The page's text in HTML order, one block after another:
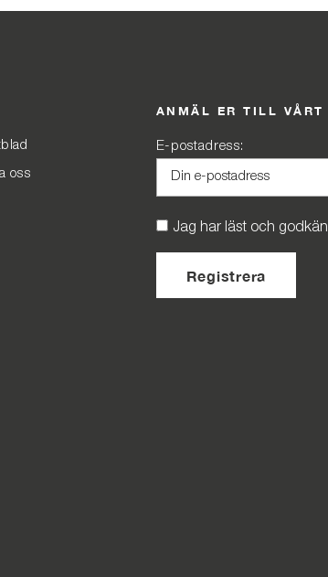
oss
ANMÄL ER TILL VÅRT
E-postadress:
Jag har läst och